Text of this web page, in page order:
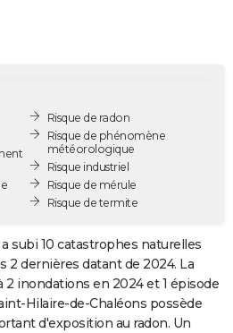
Risque de radon
Risque de phénomène
météorologique
Risque industriel
Risque de mérule
Risque de termite
subi 10 catastrophes naturelles
2 dernières datant de 2024. La
2 inondations en 2024 et 1 épisode
Hilaire-de-Chaléons possède
d'exposition au radon. Un